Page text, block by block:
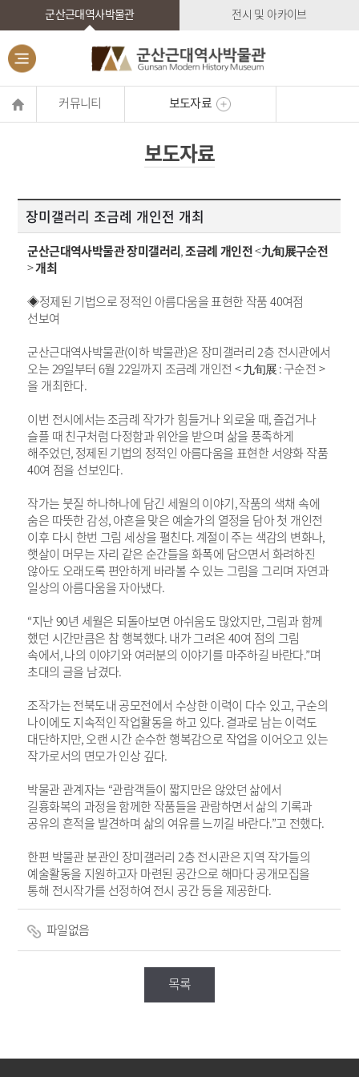
군산근대역사박물관 전시 및 아카이브
커뮤니티 보도자료
보도자료
장미갤러리 조금례 개인전 개최
군산근대역사박물관 장미갤러리,조금례 개인전<九旬展구순전
>개최
◈정제된 기법으로 정적인 아름다움을 표현한 작품40여점
선보여
군산근대역사박물관(이하 박물관)은 장미갤러리2층 전시관에서
오는29일부터 6월22일까지 조금례 개인전 <九旬展:구순전 >
을 개최한다.
이번 전시에서는조금례 작가가 힘들거나 외로울 때,즐겁거나
슬플 때 친구처럼 다정함과 위안을 받으며 삶을 풍족하게
해주었던,정제된 기법의 정적인 아름다움을 표현한 서양화 작품
40여 점을 선보인다.
작가는 붓질 하나하나에 담긴 세월의 이야기,작품의 색채 속에
숨은 따뜻한 감성,아흔을 맞은 예술가의 열정을 담아 첫 개인전
이후 다시 한번 그림 세상을 펼친다.계절이 주는 색감의 변화나,
햇살이 머무는 자리 같은 순간들을 화폭에 담으면서 화려하진
않아도 오래도록 편안하게 바라볼 수 있는 그림을 그리며 자연과
일상의 아름다움을 자아냈다.
“지난90년 세월은 되돌아보면 아쉬움도 많았지만,그림과 함께
했던 시간만큼은 참 행복했다.내가 그려온40여 점의 그림
속에서,나의 이야기와 여러분의 이야기를 마주하길 바란다.”며
초대의 글을 남겼다.
조작가는 전북도내 공모전에서 수상한 이력이 다수 있고,구순의
나이에도 지속적인 작업활동을 하고 있다.결과로 남는 이력도
대단하지만,오랜 시간 순수한 행복감으로 작업을 이어오고 있는
작가로서의 면모가 인상 깊다.
박물관 관계자는 “관람객들이 짧지만은 않았던 삶에서
길흉화복의 과정을 함께한 작품들을 관람하면서 삶의 기록과
공유의 흔적을 발견하며 삶의 여유를 느끼길 바란다.”고 전했다.
한편 박물관 분관인 장미갤러리2층 전시관은 지역 작가들의
예술활동을 지원하고자 마련된 공간으로 해마다 공개모집을
통해 전시작가를 선정하여 전시 공간 등을 제공한다.
파일없음
목록